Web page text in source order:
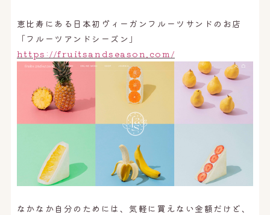
恵比寿にある日本初ヴィーガンフルーツサンドのお店
「フルーツアンドシーズン」
https://fruitsandseason.com/
なかなか自分のためには、気軽に買えない金額だけど、